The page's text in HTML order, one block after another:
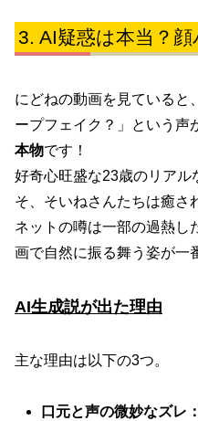
AI疑惑は本当？
にどねの動画を見ていると
ープフェイク？」という声
本物です！
好奇心旺盛な23歳のリアル
そ、そいねさんたちは癒さ
ネットの噂は一部の過熱し
画で自然に振る舞う姿が一
AI生成説が出た理由
主な理由は以下の3つ。
口元と声の微妙なズレ